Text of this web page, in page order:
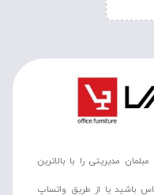
مدیریتی را با بالاترین
باشید یا از طریق واتساپ